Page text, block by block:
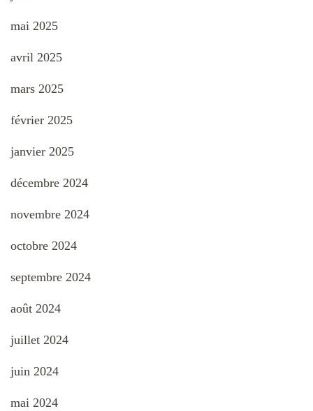
mai 2025
avril 2025
mars 2025
février 2025
janvier 2025
décembre 2024
novembre 2024
octobre 2024
septembre 2024
août 2024
juillet 2024
juin 2024
mai 2024